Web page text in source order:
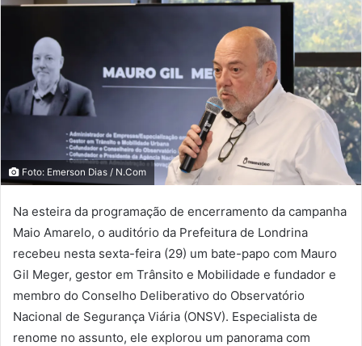
Foto: Emerson Dias / N.Com
Na esteira da programação de encerramento da campanha
Maio Amarelo, o auditório da Prefeitura de Londrina
recebeu nesta sexta-feira (29) um bate-papo com Mauro
Gil Meger, gestor em Trânsito e Mobilidade e fundador e
membro do Conselho Deliberativo do Observatório
Nacional de Segurança Viária (ONSV). Especialista de
renome no assunto, ele explorou um panorama com